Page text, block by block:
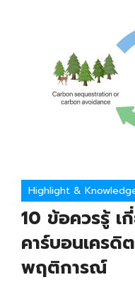
Highlight &
10 ข้อควรรู้ เ
คาร์บอนเคร
พฤติการณ์